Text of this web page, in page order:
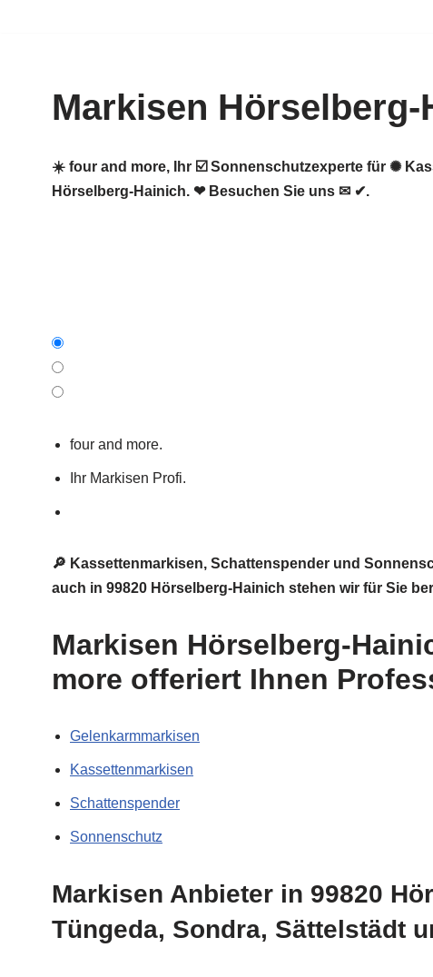
springenMarkisen Hörselberg-
☀️ four and more, Ihr ☑️ Sonnenschutzexperte für ✺
Hörselberg-Hainich. ❤ Besuchen Sie uns ✉ ✔.
four and more.
Ihr Markisen Profi.
🔎 Kassettenmarkisen, Schattenspender und
auch in 99820 Hörselberg-Hainich stehen wir für Sie
Markisen Hörselberg-
more offeriert Ihnen
Gelenkarmmarkisen
Kassettenmarkisen
Schattenspender
Sonnenschutz
Markisen Anbieter in 99820
Tüngeda, Sondra, Sättelstädt